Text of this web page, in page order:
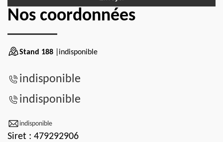
Nos coordonnées
Stand 188 |indisponible
indisponible
indisponible
indisponible
Siret : 479292906